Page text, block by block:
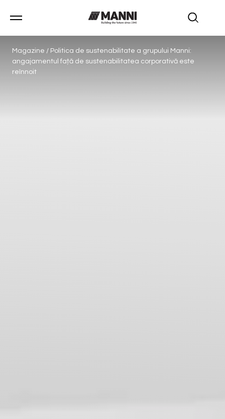
Magazine / Politica de sustenabilitate a grupului Manni:
angajamentul față de sustenabilitatea corporativă este
reînnoit